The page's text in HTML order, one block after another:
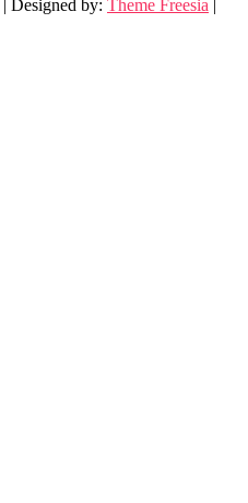
| Designed by: Theme Freesia |